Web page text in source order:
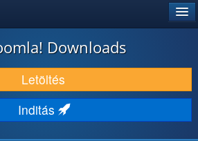
MEG
Downloads
Letöltés
Inditás